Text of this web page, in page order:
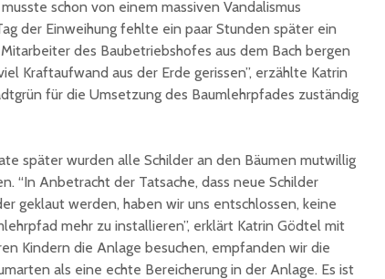
schon von einem massiven Vandalismus
der Einweihung fehlte ein paar Stunden später ein
des Baubetriebshofes aus dem Bach bergen
Kraftaufwand aus der Erde gerissen”, erzählte Katrin
für die Umsetzung des Baumlehrpfades zuständig
später wurden alle Schilder an den Bäumen mutwillig
“In Anbetracht der Tatsache, dass neue Schilder
geklaut werden, haben wir uns entschlossen, keine
mehr zu installieren”, erklärt Katrin Gödtel mit
Kindern die Anlage besuchen, empfanden wir die
als eine echte Bereicherung in der Anlage. Es ist
Stadt St. Ingbert
übergeben
Total Normal
expandiert in St.
Ingbert: Mietvertrag
unterzeichnet
90 Jahre
Registrierkasse bei
Eisen Quirin: Ein Stück
St. Ingberter
Handelsgeschichte
Klima-
in